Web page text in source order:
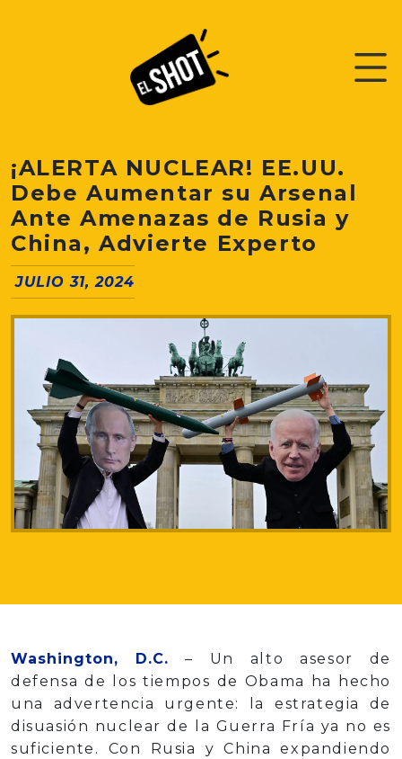
¡ALERTA NUCLEAR! EE.UU.
Debe Aumentar su Arsenal
Ante Amenazas de Rusia y
China, Advierte Experto
JULIO 31, 2024
Washington, D.C. – Un alto asesor de
defensa de los tiempos de Obama ha hecho
una advertencia urgente: la estrategia de
disuasión nuclear de la Guerra Fría ya no es
suficiente. Con Rusia y China expandiendo